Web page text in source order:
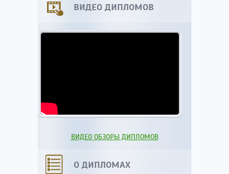
ВИДЕО ДИПЛОМОВ
ВИДЕО ОБЗОРЫ ДИПЛОМОВ
О ДИПЛОМАХ